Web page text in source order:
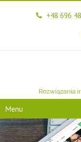
+48 696
Rozwiązania
Menu